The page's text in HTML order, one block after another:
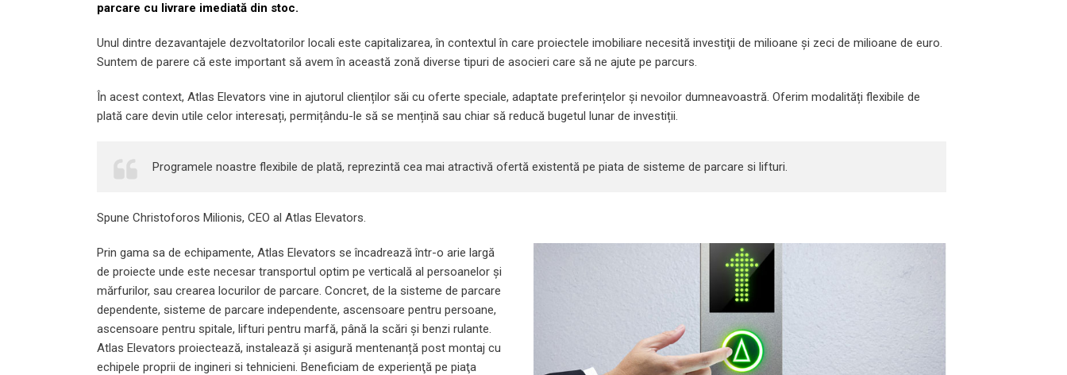
parcare cu livrare imediată din stoc.
Unul dintre dezavantajele dezvoltatorilor locali este capitalizarea, în contextul în care proiectele imobiliare necesită investiţii de milioane şi zeci de milioane de euro.
Suntem de parere că este important să avem în această zonă diverse tipuri de asocieri care să ne ajute pe parcurs.
În acest context, Atlas Elevators vine in ajutorul clienților săi cu oferte speciale, adaptate preferințelor și nevoilor dumneavoastră. Oferim modalități flexibile de
plată care devin utile celor interesați, permițându-le să se mențină sau chiar să reducă bugetul lunar de investiții.
Programele noastre flexibile de plată, reprezintă cea mai atractivă ofertă existentă pe piata de sisteme de parcare si lifturi.
Spune Christoforos Milionis, CEO al Atlas Elevators.
Prin gama sa de echipamente, Atlas Elevators se încadrează într-o arie largă
de proiecte unde este necesar transportul optim pe verticală al persoanelor și
mărfurilor, sau crearea locurilor de parcare. Concret, de la sisteme de parcare
dependente, sisteme de parcare independente, ascensoare pentru persoane,
ascensoare pentru spitale, lifturi pentru marfă, până la scări și benzi rulante.
Atlas Elevators proiectează, instalează și asigură mentenanță post montaj cu
echipele proprii de ingineri si tehnicieni. Beneficiam de experienţă pe piaţa